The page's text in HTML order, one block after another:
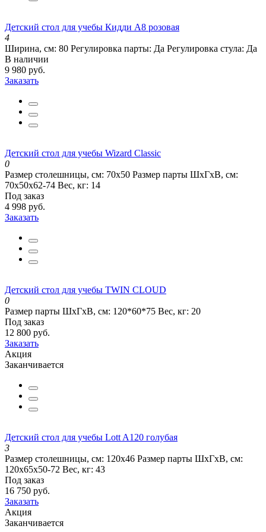
Детский стол для учебы Кидди А8 розовая
4
Ширина, см: 80 Регулировка парты: Да Регулировка стула: Да
В наличии
9 980 руб.
Заказать
Детский стол для учебы Wizard Classic
0
Размер столешницы, см: 70х50 Размер парты ШхГхВ, см:
70х50х62-74 Вес, кг: 14
Под заказ
4 998 руб.
Заказать
Детский стол для учебы TWIN CLOUD
0
Размер парты ШхГхВ, см: 120*60*75 Вес, кг: 20
Под заказ
12 800 руб.
Заказать
Акция
Заканчивается
Детский стол для учебы Lott A120 голубая
3
Размер столешницы, см: 120х46 Размер парты ШхГхВ, см:
120х65х50-72 Вес, кг: 43
Под заказ
16 750 руб.
Заказать
Акция
Заканчивается